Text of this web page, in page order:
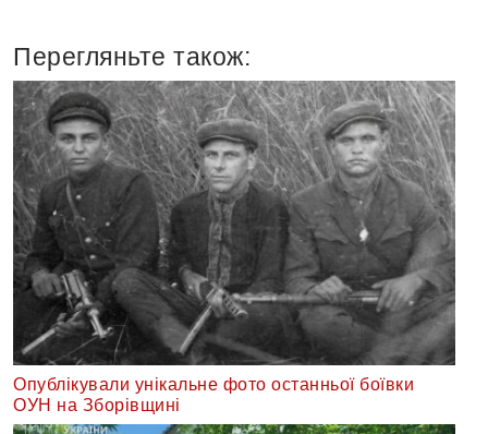
Перегляньте також:
Опублікували унікальне фото останньої боївки
ОУН на Зборівщині